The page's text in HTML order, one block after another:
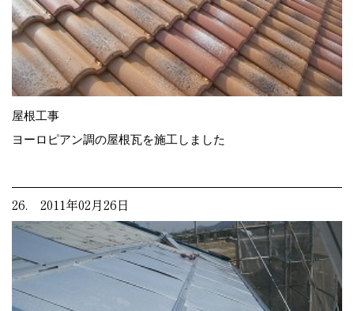
屋根工事
ヨーロピアン調の屋根瓦を施工しました
26. 2011年02月26日